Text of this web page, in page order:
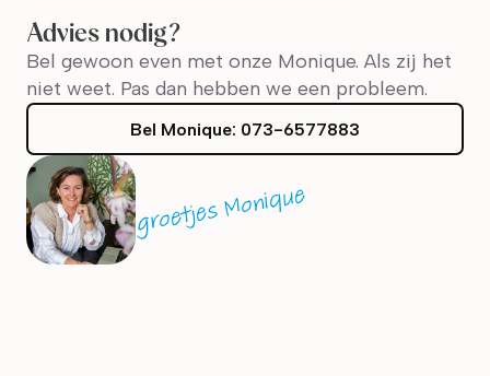
Advies nodig?
Bel gewoon even met onze Monique. Als zij het
niet weet. Pas dan hebben we een probleem.
Bel Monique: 073-6577883
groetjes Monique